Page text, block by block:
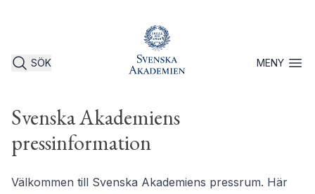
SÖK MENYÖppna
Svenska Akademiens
pressinformation
Välkommen till Svenska Akademiens pressrum. Här